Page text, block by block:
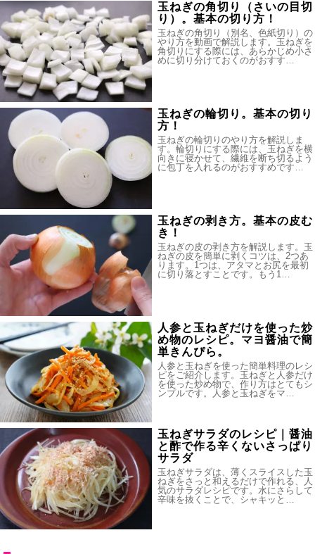
玉ねぎの角切り（さいの目切
り）。基本の切り方！
玉ねぎの角切り（別名、色紙切り）の
やり方を動画で解説します。玉ねぎを
角切りにする際には、あらかじめ小さ
めに切り分けておくのがおすす…
玉ねぎの輪切り。基本の切り
方！
玉ねぎの輪切りのやり方を解説しま
す。輪切りにする際には、玉ねぎを横
向きに寝かせて、繊維を断ち切るよう
に包丁を入れるのがおすすめです…
玉ねぎの剥き方。基本の皮む
き！
玉ねぎの皮の剥き方を解説します。玉
ねぎの皮を簡単に剥くコツは、2つあ
ります。1つは、アタマとお尻を最初
に切り落とすことです。もう1…
人参と玉ねぎだけを使った炒
め物のレシピ。マヨ醤油で簡
単きんぴら。
人参と玉ねぎを使った簡単料理のレシ
ピをご紹介します。玉ねぎと人参だけ
を使った炒め物で、作り方はとてもシ
ンプルです。人参と玉ねぎをマ…
玉ねぎサラダのレシピ｜醤油
と酢で作る辛くないさっぱり
サラダ
玉ねぎサラダは、薄くスライスした玉
ねぎをさっと和えるだけで作れる、人
気のサラダレシピです。水にさらして
辛味を抜くことで、シャキッと…